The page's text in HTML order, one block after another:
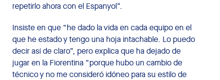
repetirlo ahora con el Espanyol”.
Insiste en que “he dado la vida en cada equipo en el
que he estado y tengo una hoja intachable. Lo puedo
decir así de claro”, pero explica que ha dejado de
jugar en la Fiorentina “porque hubo un cambio de
técnico y no me consideró idóneo para su estilo de